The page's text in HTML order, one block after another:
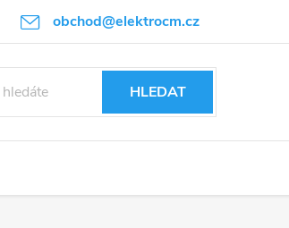
obchod@elektrocm.cz
HLEDAT